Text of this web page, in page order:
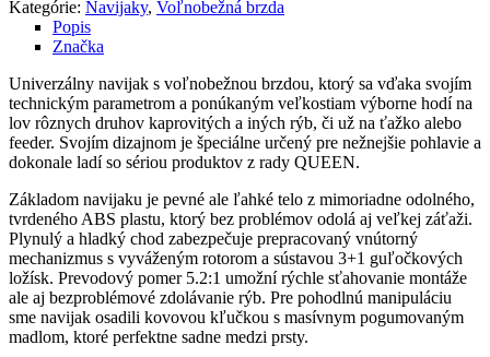
Kategórie: Navijaky, Voľnobežná brzda
Popis
Značka
Univerzálny navijak s voľnobežnou brzdou, ktorý sa vďaka svojím
technickým parametrom a ponúkaným veľkostiam výborne hodí na
lov rôznych druhov kaprovitých a iných rýb, či už na ťažko alebo
feeder. Svojím dizajnom je špeciálne určený pre nežnejšie pohlavie a
dokonale ladí so sériou produktov z rady QUEEN.
Základom navijaku je pevné ale ľahké telo z mimoriadne odolného,
tvrdeného ABS plastu, ktorý bez problémov odolá aj veľkej záťaži.
Plynulý a hladký chod zabezpečuje prepracovaný vnútorný
mechanizmus s vyváženým rotorom a sústavou 3+1 guľočkových
ložísk. Prevodový pomer 5.2:1 umožní rýchle sťahovanie montáže
ale aj bezproblémové zdolávanie rýb. Pre pohodlnú manipuláciu
sme navijak osadili kovovou kľučkou s masívnym pogumovaným
madlom, ktoré perfektne sadne medzi prsty.